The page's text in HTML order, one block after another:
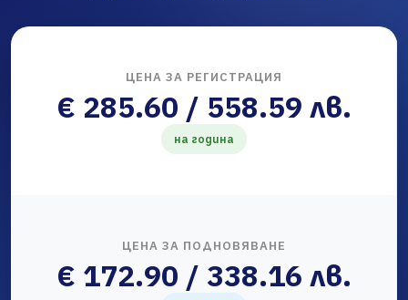
ЦЕНА ЗА РЕГИСТРАЦИЯ
€ 285.60 / 558.59 лв.
на година
ЦЕНА ЗА ПОДНОВЯВАНЕ
€ 172.90 / 338.16 лв.